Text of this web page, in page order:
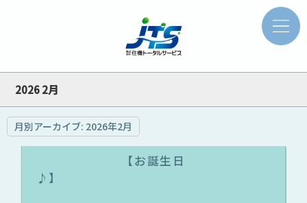
2026 2月
月別アーカイブ: 2026年2月
【お誕生日
♪